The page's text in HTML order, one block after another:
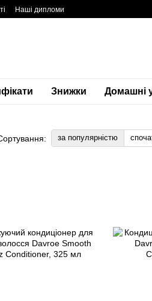
Наші дипломи
Знижки Домашні
за популярністю